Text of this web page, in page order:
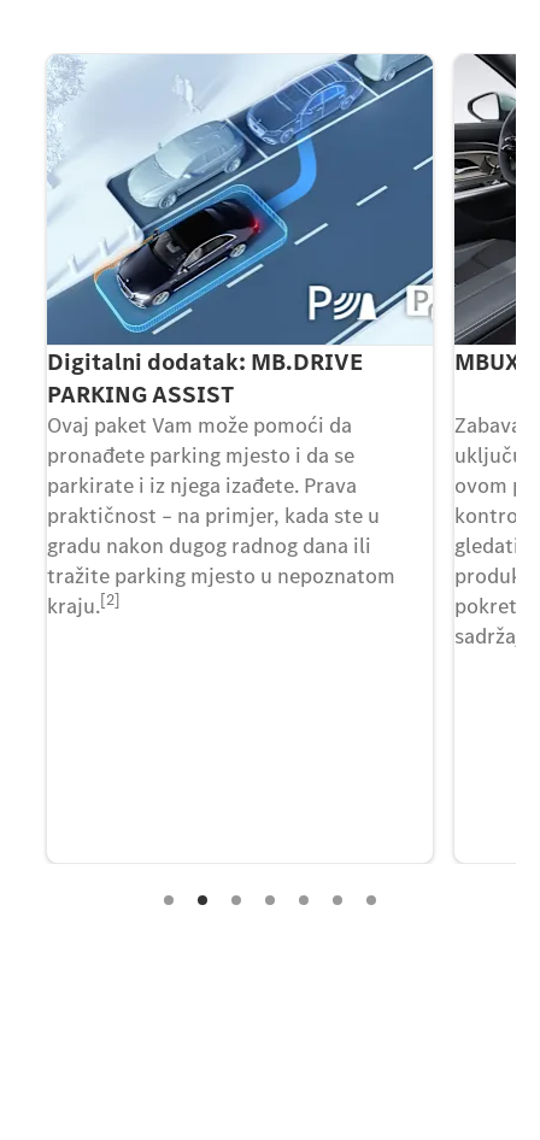
Digitalni dodatak: MB.DRIVE
PARKING ASSIST
Ovaj paket Vam može pomoći da
pronađete parking mjesto i da se
parkirate i iz njega izađete. Prava
praktičnost – na primjer, kada ste u
gradu nakon dugog radnog dana ili
tražite parking mjesto u nepoznatom
kraju.[2]
MBUX
Zabava
ovom
gledati
pokretu.
sadržaj